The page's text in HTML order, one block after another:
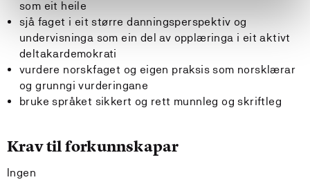
som eit heile
sjå faget i eit større danningsperspektiv og
undervisninga som ein del av opplæringa i eit aktivt
deltakardemokrati
vurdere norskfaget og eigen praksis som norsklærar
og grunngi vurderingane
bruke språket sikkert og rett munnleg og skriftleg
Krav til forkunnskapar
Ingen